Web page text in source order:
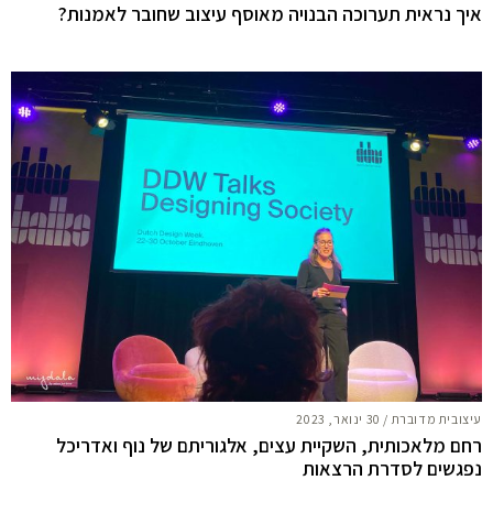
איך נראית תערוכה הבנויה מאוסף עיצוב שחובר לאמנות?
עיצובית מדוברת / 30 ינואר, 2023
רחם מלאכותית, השקיית עצים, אלגוריתם של נוף ואדריכל
נפגשים לסדרת הרצאות